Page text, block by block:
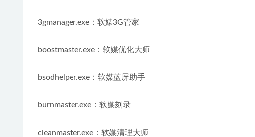
3gmanager.exe：软媒3G管家
boostmaster.exe：软媒优化大师
bsodhelper.exe：软媒蓝屏助手
burnmaster.exe：软媒刻录
cleanmaster.exe：软媒清理大师